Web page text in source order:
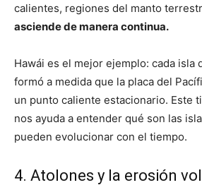
calientes, regiones del manto
asciende de manera continua.
Hawái es el mejor ejemplo: cada isla
formó a medida que la placa del
un punto caliente estacionario. Este
nos ayuda a entender qué son las
pueden evolucionar con el tiempo.
4. Atolones y la erosión